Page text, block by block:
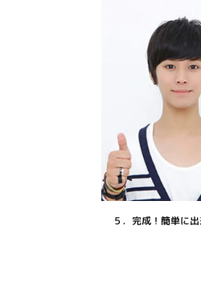
５．完成！簡単に出